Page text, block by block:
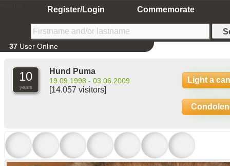
Register/Login Commemorate
37 User Online
10
years
Hund Puma
19.09.1998 - 03.06.2009
[14.057 visitors]
Light a